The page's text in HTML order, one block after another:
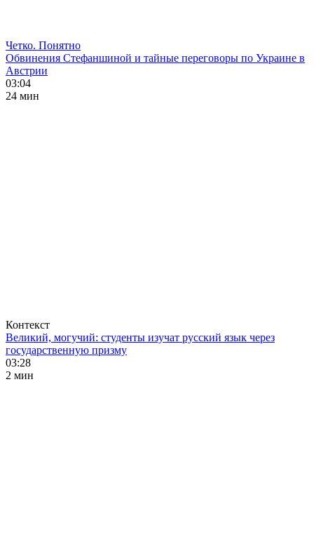
Четко. Понятно
Обвинения Стефаншиной и тайные переговоры по Украине в
Австрии
03:04
24 мин
Контекст
Великий, могучий: студенты изучат русский язык через
государственную призму
03:28
2 мин